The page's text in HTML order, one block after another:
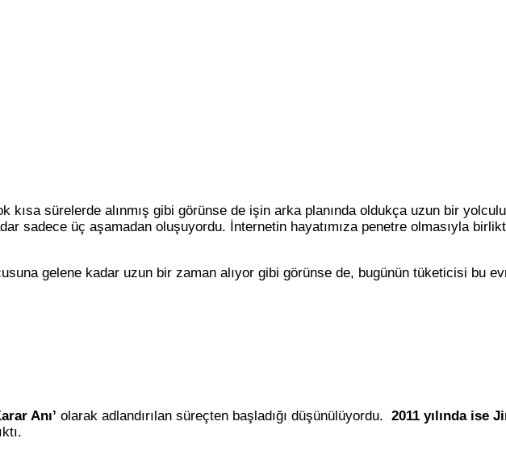
kısa sürelerde alınmış gibi görünse de işin arka planında oldukça uzun bir
sadece üç aşamadan oluşuyordu. İnternetin hayatımıza penetre olmasıyla
gelene kadar uzun bir zaman alıyor gibi görünse de, bugünün tüketicisi bu
Anı’ olarak adlandırılan süreçten başladığı düşünülüyordu. 2011 yılında ise